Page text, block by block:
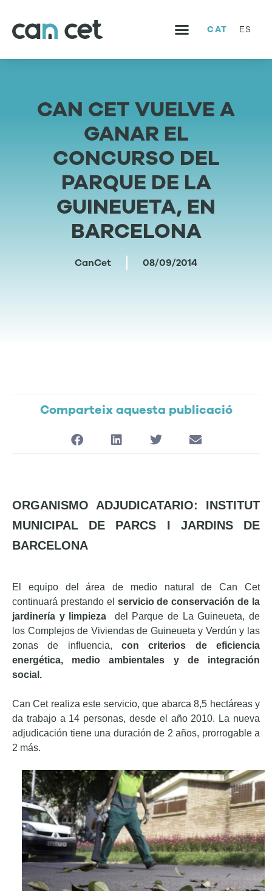
CAT ES
CAN CET VUELVE A
GANAR EL
CONCURSO DEL
PARQUE DE LA
GUINEUETA, EN
BARCELONA
CanCet 08/09/2014
Comparteix aquesta publicació
ORGANISMO ADJUDICATARIO: INSTITUT
MUNICIPAL DE PARCS I JARDINS DE
BARCELONA
El equipo del área de medio natural de Can Cet
continuará prestando el servicio de conservación de la
jardinería y limpieza
del Parque de La Guineueta, de
los Complejos de Viviendas de Guineueta y Verdún y las
zonas de influencia, con criterios de eficiencia
energética, medio ambientales y de integración
social.
Can Cet realiza este servicio, que abarca 8,5 hectáreas y
da trabajo a 14 personas, desde el año 2010. La nueva
adjudicación tiene una duración de 2 años, prorrogable a
2 más.